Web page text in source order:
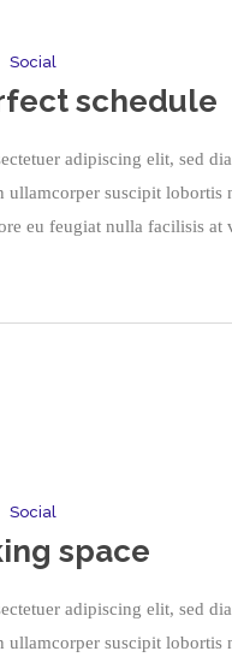
Social
schedule
adipiscing elit, sed
ullamcorper suscipit
eu feugiat nulla facilisis
Social
space
adipiscing elit, sed
ullamcorper suscipit